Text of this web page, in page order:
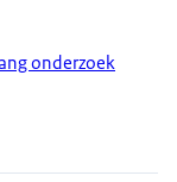
onderzoek